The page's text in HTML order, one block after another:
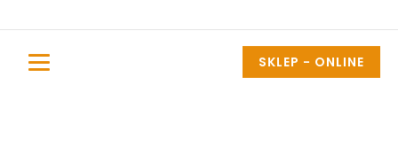
SKLEP - ONLINE